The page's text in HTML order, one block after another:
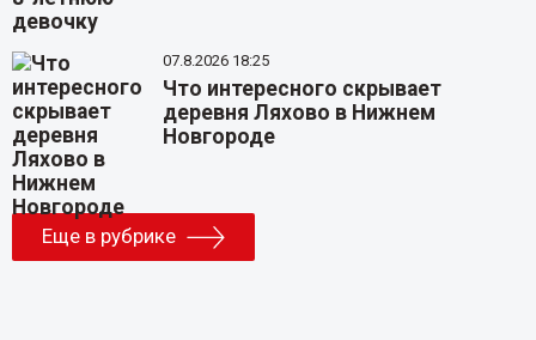
07.8.2026 18:25
Что интересного скрывает
деревня Ляхово в Нижнем
Новгороде
Еще в рубрике